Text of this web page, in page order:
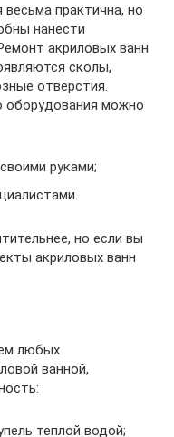
весьма практична, но
нанести
акриловых ванн
сколы,
отверстия.
оборудования можно
руками;
но если вы
акриловых ванн
любых
ванной,
теплой водой;